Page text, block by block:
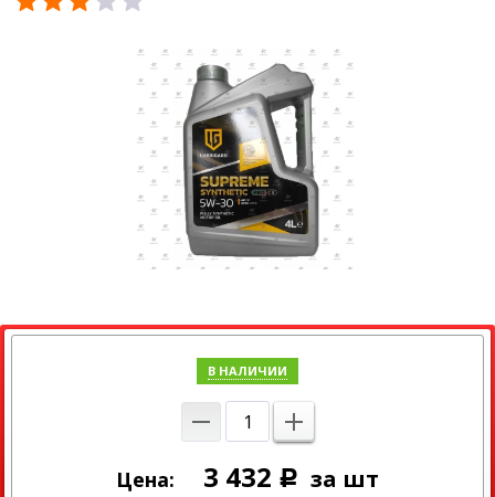
В НАЛИЧИИ
Цена: 3 432 Р за шт